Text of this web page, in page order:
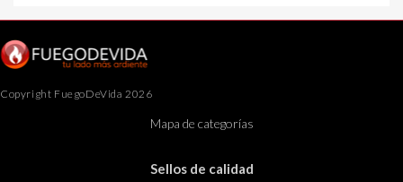
Copyright FuegoDeVida 2026
Mapa de categorías
Sellos de calidad